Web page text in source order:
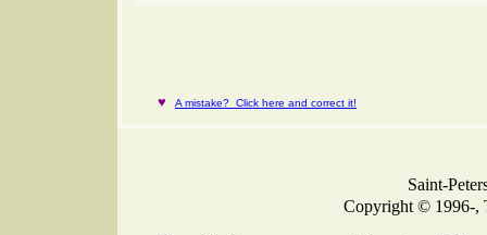
♥ A mistake? Click here and correct it!
Saint-
Copyright © 1996-,